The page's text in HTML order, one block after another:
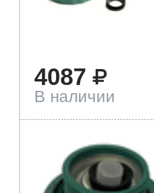
4087
В наличии